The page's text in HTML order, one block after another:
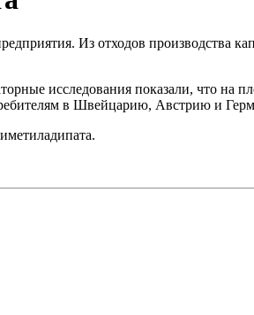
Из отходов производства
исследования показали, что на
в Швейцарию, Австрию и